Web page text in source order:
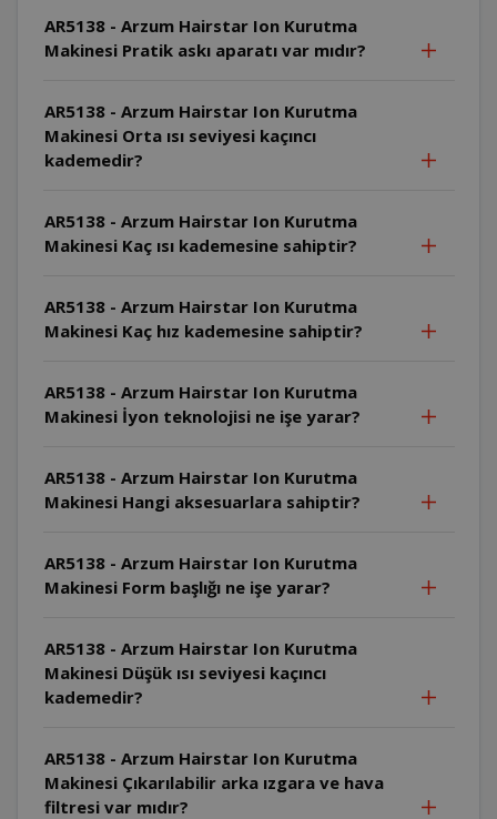
AR5138 - Arzum Hairstar Ion Kurutma
Makinesi Pratik askı aparatı var mıdır?
AR5138 - Arzum Hairstar Ion Kurutma
Makinesi Orta ısı seviyesi kaçıncı
kademedir?
AR5138 - Arzum Hairstar Ion Kurutma
Makinesi Kaç ısı kademesine sahiptir?
AR5138 - Arzum Hairstar Ion Kurutma
Makinesi Kaç hız kademesine sahiptir?
AR5138 - Arzum Hairstar Ion Kurutma
Makinesi İyon teknolojisi ne işe yarar?
AR5138 - Arzum Hairstar Ion Kurutma
Makinesi Hangi aksesuarlara sahiptir?
AR5138 - Arzum Hairstar Ion Kurutma
Makinesi Form başlığı ne işe yarar?
AR5138 - Arzum Hairstar Ion Kurutma
Makinesi Düşük ısı seviyesi kaçıncı
kademedir?
AR5138 - Arzum Hairstar Ion Kurutma
Makinesi Çıkarılabilir arka ızgara ve hava
filtresi var mıdır?